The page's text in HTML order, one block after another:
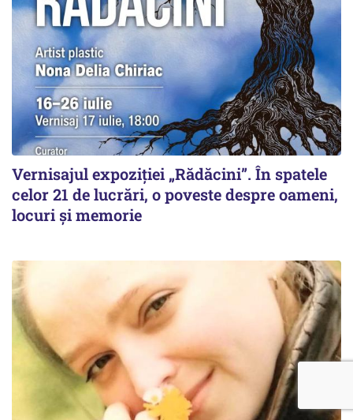
Vernisajul expoziției „Rădăcini”. În spatele
celor 21 de lucrări, o poveste despre oameni,
locuri și memorie